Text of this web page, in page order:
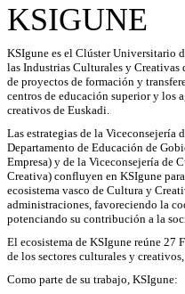
KSIGUNE
KSIgune es el Clúster Universitario
las Industrias Culturales y
de proyectos de formación y
centros de educación superior y los
creativos de Euskadi.
Las estrategias de la Viceconsejería
Departamento de Educación de
Empresa) y de la Viceconsejería de
Creativa) confluyen en KSIgune
ecosistema vasco de Cultura y
administraciones, favoreciendo la
potenciando su contribución a la
El ecosistema de KSIgune reúne 27
de los sectores culturales y
Como parte de su trabajo, KSIgune: